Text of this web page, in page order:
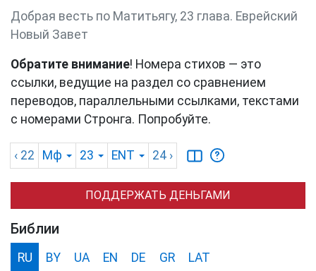
Добрая весть по Матитьягу, 23 глава. Еврейский
Новый Завет
Обратите внимание! Номера стихов — это
ссылки, ведущие на раздел со сравнением
переводов, параллельными ссылками, текстами
с номерами Стронга. Попробуйте.
‹ 22 Мф 23 ENT 24 ›
ПОДДЕРЖАТЬ ДЕНЬГАМИ
Библии
RU BY UA EN DE GR LAT